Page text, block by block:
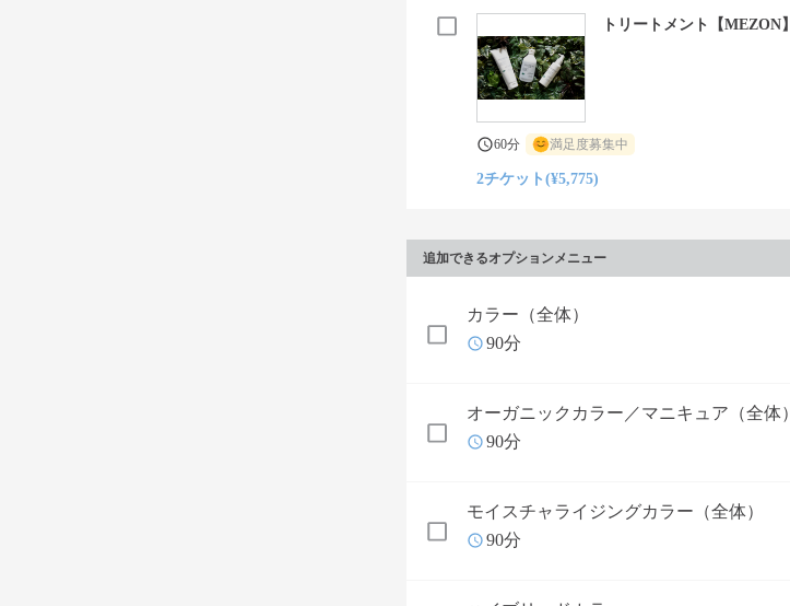
トリートメント【MEZON】
60分 満足度募集中
2チケット(¥5,775)
追加できるオプションメニュー
カラー（全体）
90分
オーガニックカラー／マニキュア（全体）
90分
モイスチャライジングカラー（全体）
90分